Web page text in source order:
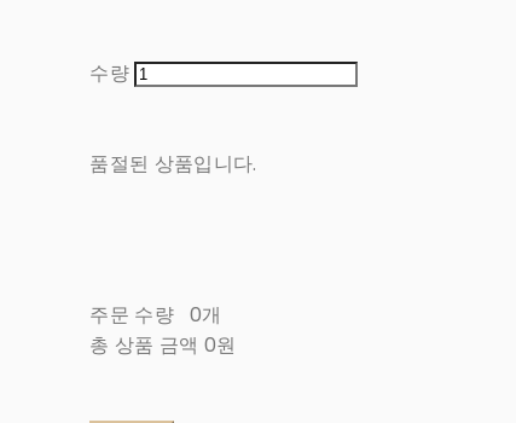
수량
품절된 상품입니다.
주문 수량 0개
총 상품 금액 0원